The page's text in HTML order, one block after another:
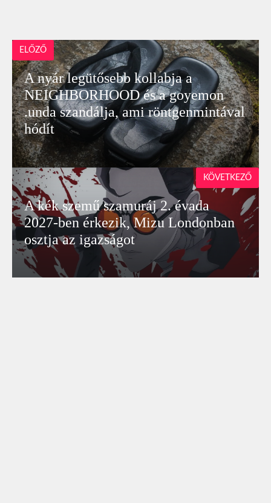
ELŐZŐ
A nyár legütősebb kollabja a
NEIGHBORHOOD és a goyemon
.unda szandálja, ami röntgenmintával
hódít
A kék szemű szamuráj 2. évada
2027-ben érkezik, Mizu Londonban
osztja az igazságot
KÖVETKEZŐ